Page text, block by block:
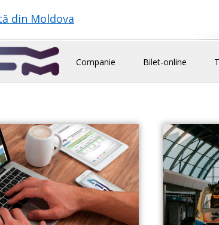
din Moldova
Companie Bilet-online